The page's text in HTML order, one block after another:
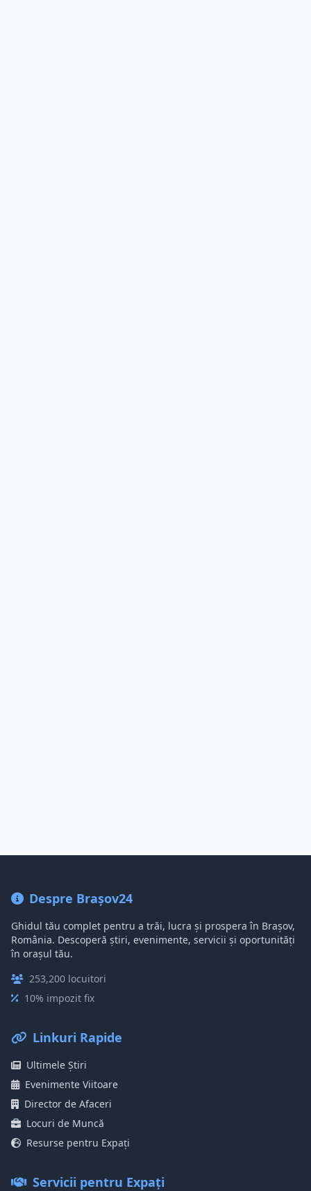
Despre Brașov24
Ghidul tău complet pentru a trăi, lucra și prospera în Brașov,
România. Descoperă știri, evenimente, servicii și oportunități
în orașul tău.
253,200 locuitori
10% impozit fix
Linkuri Rapide
Ultimele Știri
Evenimente Viitoare
Director de Afaceri
Locuri de Muncă
Resurse pentru Expați
Servicii pentru Expați